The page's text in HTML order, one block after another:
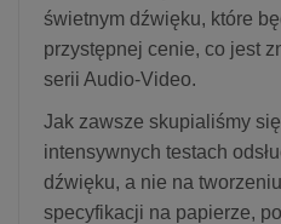
świetnym dźwięku, które
przystępnej cenie, co jest
serii Audio-Video.
Jak zawsze skupialiśmy
intensywnych testach
dźwięku, a nie na
specyfikacji na papierze,